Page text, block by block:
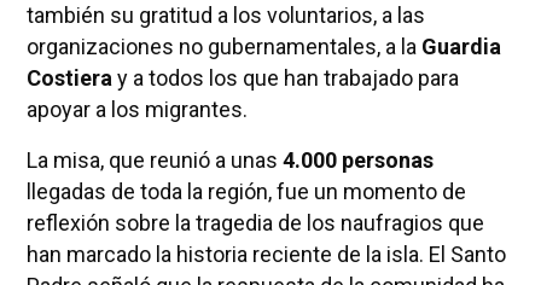
también su gratitud a los voluntarios, a las
organizaciones no gubernamentales, a la Guardia
Costiera y a todos los que han trabajado para
apoyar a los migrantes.
La misa, que reunió a unas 4.000 personas
llegadas de toda la región, fue un momento de
reflexión sobre la tragedia de los naufragios que
han marcado la historia reciente de la isla. El Santo